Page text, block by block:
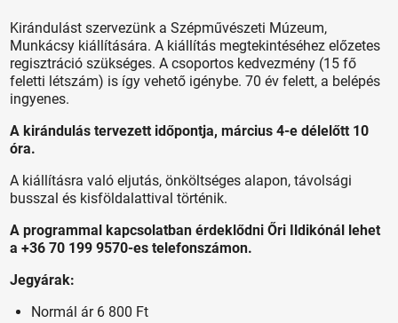
Kirándulást szervezünk a Szépművészeti Múzeum,
Munkácsy kiállítására. A kiállítás megtekintéséhez előzetes
regisztráció szükséges. A csoportos kedvezmény (15 fő
feletti létszám) is így vehető igénybe. 70 év felett, a belépés
ingyenes.
A kirándulás tervezett időpontja, március 4-e délelőtt 10
óra.
A kiállításra való eljutás, önköltséges alapon, távolsági
busszal és kisföldalattival történik.
A programmal kapcsolatban érdeklődni Őri Ildikónál lehet
a +36 70 199 9570-es telefonszámon.
Jegyárak:
Normál ár 6 800 Ft